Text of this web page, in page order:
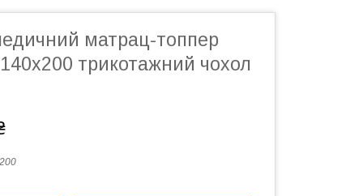
матрац-топпер
трикотажний чохол